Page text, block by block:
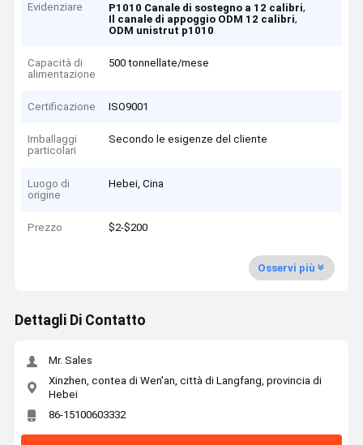
Evidenziare P1010 Canale di sostegno a 12 calibri,
Il canale di appoggio ODM 12 calibri,
ODM unistrut p1010
Capacità di
alimentazione
500 tonnellate/mese
Certificazione ISO9001
Imballaggi
particolari
Secondo le esigenze del cliente
Luogo di
origine
Hebei, Cina
Prezzo $2-$200
Osservi più
Dettagli Di Contatto
Mr. Sales
Xinzhen, contea di Wen'an, città di Langfang, provincia di
Hebei
86-15100603332